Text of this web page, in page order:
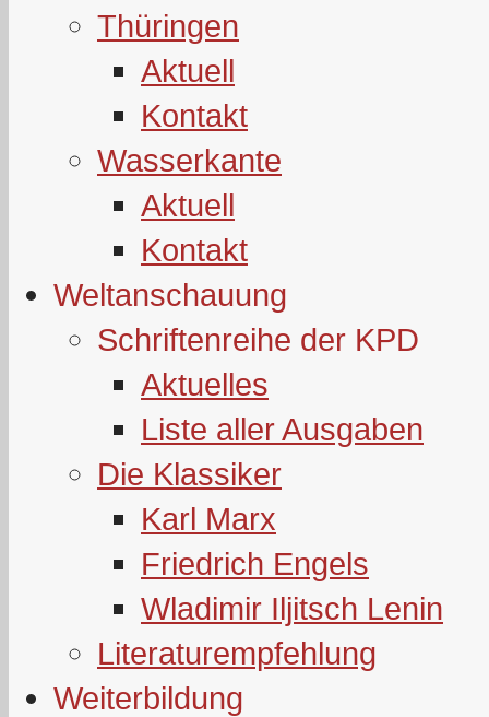
Thüringen
Aktuell
Kontakt
Wasserkante
Aktuell
Kontakt
Weltanschauung
Schriftenreihe der KPD
Aktuelles
Liste aller Ausgaben
Die Klassiker
Karl Marx
Friedrich Engels
Wladimir Iljitsch Lenin
Literaturempfehlung
Weiterbildung